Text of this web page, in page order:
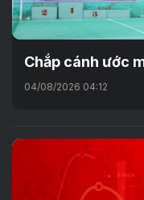
Chắp cánh ước
04/08/2026 04:12